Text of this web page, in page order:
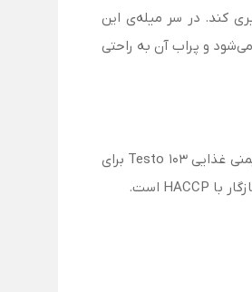
درجه سانتی‌گراد را با دقت بالا اندازه‌گیری کند. در سر میله‌ی این
و پراب آن به راحتی
مهم نیست که آیا مواد غذا در حال تولید، حمل و نگهداری یا ذخیره است. در هر سه مورد ضروری است که زنجیره سرد در همه زمان‌ها حفظ شود. دماسنج ایمنی غذایی Testo 103 برای